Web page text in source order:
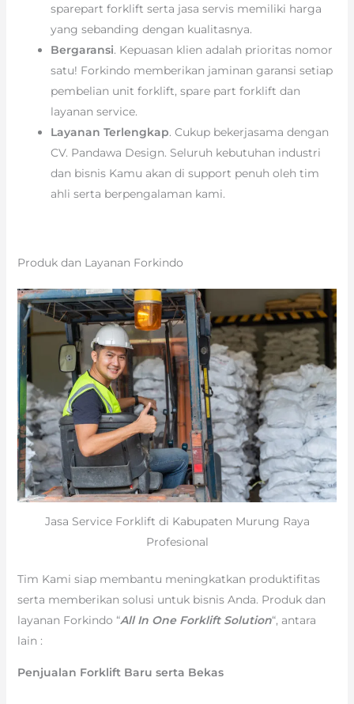
sparepart forklift serta jasa servis memiliki harga
yang sebanding dengan kualitasnya.
Bergaransi. Kepuasan klien adalah prioritas nomor
satu! Forkindo memberikan jaminan garansi setiap
pembelian unit forklift, spare part forklift dan
layanan service.
Layanan Terlengkap. Cukup bekerjasama dengan
CV. Pandawa Design. Seluruh kebutuhan industri
dan bisnis Kamu akan di support penuh oleh tim
ahli serta berpengalaman kami.
Produk dan Layanan Forkindo
Jasa Service Forklift di Kabupaten Murung Raya
Profesional
Tim Kami siap membantu meningkatkan produktifitas
serta memberikan solusi untuk bisnis Anda. Produk dan
layanan Forkindo “All In One Forklift Solution“, antara
lain :
Penjualan Forklift Baru serta Bekas